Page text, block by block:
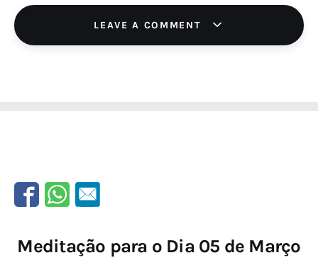
LEAVE A COMMENT
Meditação para o Dia 05 de Março